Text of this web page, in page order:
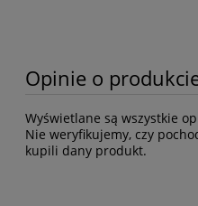
Opinie o
Wyświetlane są wszystkie
Nie weryfikujemy, czy
kupili dany produkt.